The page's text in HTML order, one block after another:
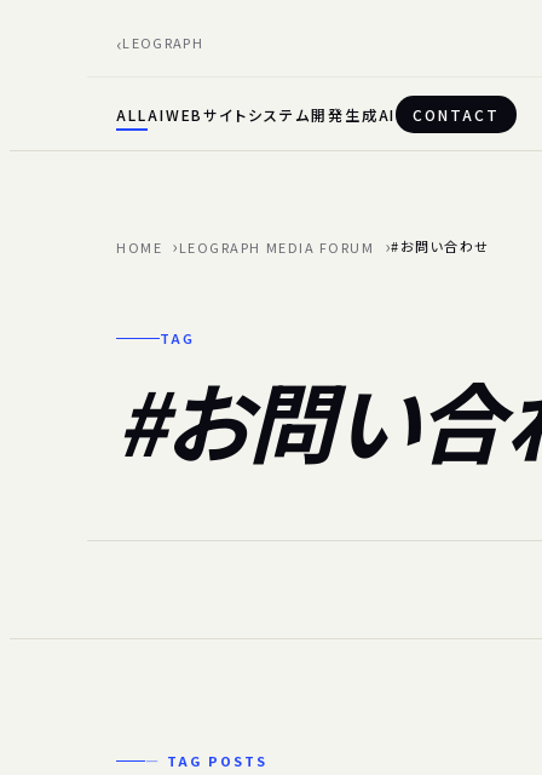
LEOGRAPH
ALLAIWEBサイトシステム開発生成AI CONTACT
HOME LEOGRAPH MEDIA FORUM #お問い合わせ
TAG
#お問い合
— TAG POSTS